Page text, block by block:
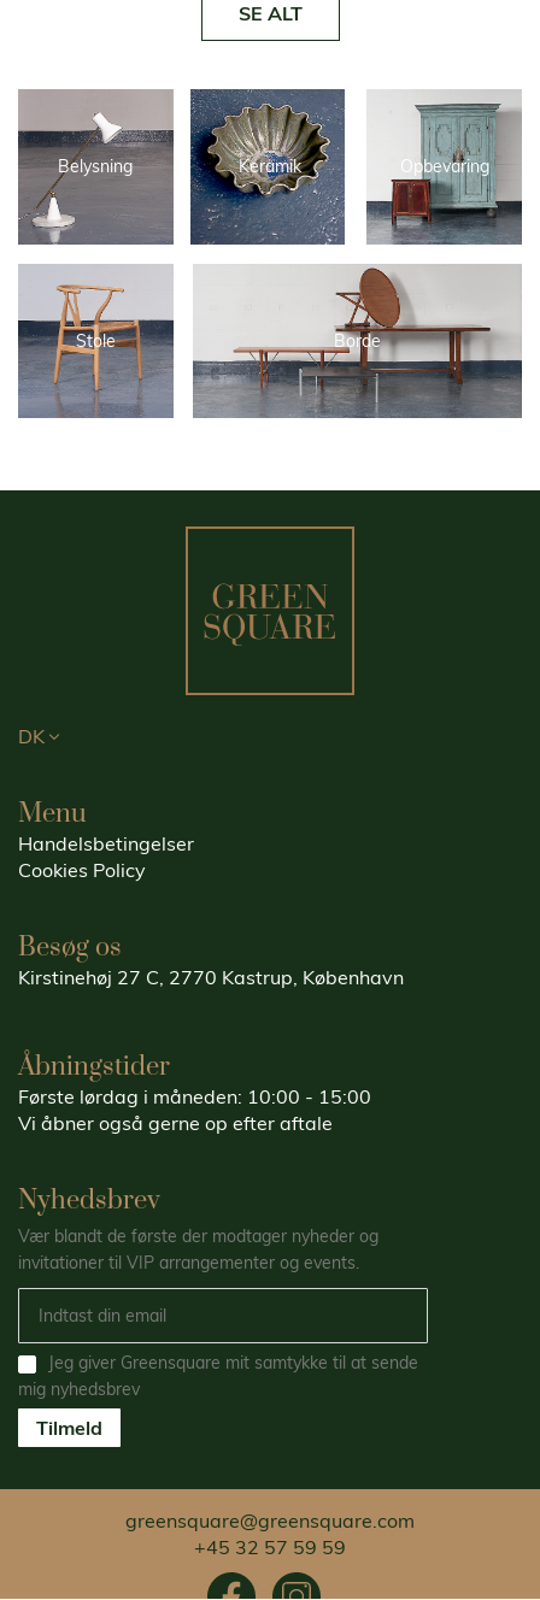
Belysning Keramik Opbevaring
Stole Borde
SE ALT
DK
Menu
Handelsbetingelser
Cookies Policy
Besøg os
Kirstinehøj 27 C, 2770 Kastrup, København
Åbningstider
Første lørdag i måneden: 10:00 - 15:00
Vi åbner også gerne op efter aftale
Nyhedsbrev
Vær blandt de første der modtager nyheder og
invitationer til VIP arrangementer og events.
Jeg giver Greensquare mit samtykke til at sende
mig nyhedsbrev
Tilmeld
greensquare@greensquare.com
+45 32 57 59 59